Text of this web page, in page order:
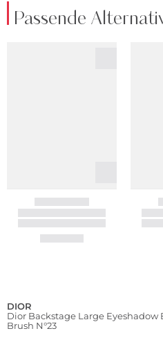
Passende
DIOR
Dior Backstage Large Eyeshadow
Brush N°23